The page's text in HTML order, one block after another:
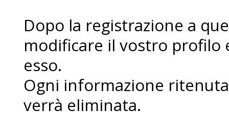
Dopo la registrazione a
modificare il vostro
esso.
Ogni informazione
verrà eliminata.